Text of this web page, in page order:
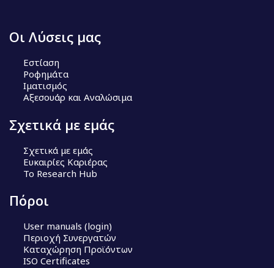
Οι Λύσεις μας
Εστίαση
Ροφημάτα
Ιματισμός
Αξεσουάρ και Αναλώσιμα
Σχετικά με εμάς
Σχετικά με εμάς
Ευκαιρίες Καριέρας
Το Research Hub
Πόροι
User manuals (login)
Περιοχή Συνεργατών
Καταχώρηση Προϊόντων
ISO Certificates